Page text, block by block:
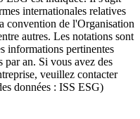
internationales relatives
convention de l'Organisation
autres. Les notations sont
informations pertinentes
par an. Si vous avez des
veuillez contacter
données : ISS ESG)